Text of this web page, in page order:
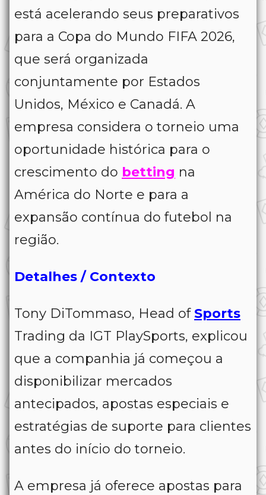
está acelerando seus preparativos
para a Copa do Mundo FIFA 2026,
que será organizada
conjuntamente por Estados
Unidos, México e Canadá. A
empresa considera o torneio uma
oportunidade histórica para o
crescimento do betting na
América do Norte e para a
expansão contínua do futebol na
região.
Detalhes / Contexto
Tony DiTommaso, Head of Sports
Trading da IGT PlaySports, explicou
que a companhia já começou a
disponibilizar mercados
antecipados, apostas especiais e
estratégias de suporte para clientes
antes do início do torneio.
A empresa já oferece apostas para